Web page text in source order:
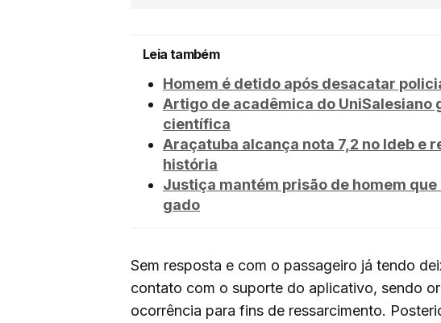
Leia também
Homem é detido após desacatar
Artigo de acadêmica do UniSalesiano
científica
Araçatuba alcança nota 7,2 no Ideb e
história
Justiça mantém prisão de homem
gado
Sem resposta e com o passageiro já tendo
contato com o suporte do aplicativo, sendo
ocorrência para fins de ressarcimento.